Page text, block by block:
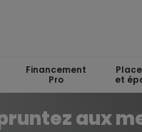
Financement
Pro
et
aux